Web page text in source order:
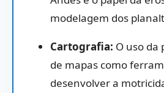
modelagem dos
Cartografia: O uso da
de mapas como
desenvolver a